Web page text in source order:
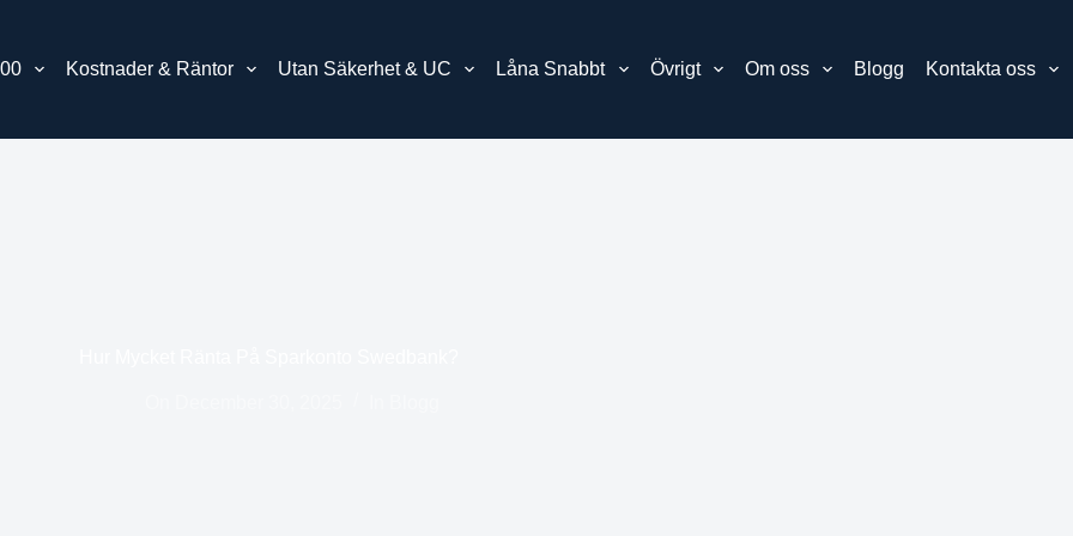
Kostnader & Räntor Utan Säkerhet & UC Låna Snabbt Övrigt Om oss Blogg Kontakta oss